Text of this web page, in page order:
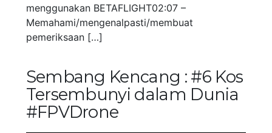
menggunakan BETAFLIGHT02:07 –
Memahami/mengenalpasti/membuat
pemeriksaan […]
Sembang Kencang : #6 Kos
Tersembunyi dalam Dunia
#FPVDrone